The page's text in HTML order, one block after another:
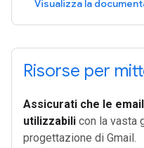
Visualizza la
Risorse per
Assicurati che le
utilizzabili con la vasta
progettazione di Gmail.